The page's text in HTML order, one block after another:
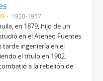
1920-1957
en 1879, hijo de un
en el Ateneo Fuentes
tarde ingeniería en el
el título en 1902.
a la rebelión de